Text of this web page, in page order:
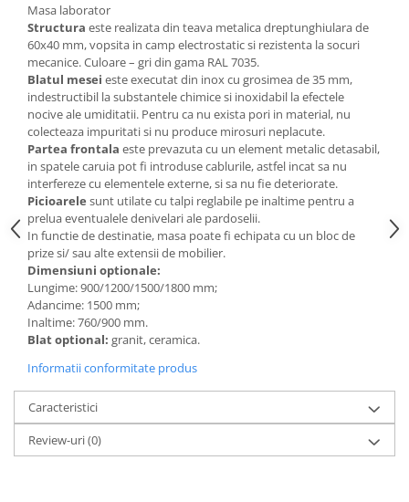
Accesorii/Standuri
Videoproiectoare si Echipamente IT
Videoproiectoare
Videoproiectoare
Suporti si Accesorii
Videoproiectoare
Ecrane Proiectie
Laptopuri si Accesorii
Laptopuri
Accesorii Laptopuri
All in One/PC
All in One
Periferice PC
Conectivitate si Accesorii
Monitoare
Imprimante si Multifunctionale
Imprimante
Masa laborator
Structura este realizata din teava metalica dreptunghiulara de
60x40 mm, vopsita in camp electrostatic si rezistenta la socuri
mecanice. Culoare – gri din gama RAL 7035.
Blatul mesei este executat din inox cu grosimea de 35 mm,
indestructibil la substantele chimice si inoxidabil la efectele
nocive ale umiditatii. Pentru ca nu exista pori in material, nu
colecteaza impuritati si nu produce mirosuri neplacute.
Partea frontala este prevazuta cu un element metalic detasabil,
in spatele caruia pot fi introduse cablurile, astfel incat sa nu
interfereze cu elementele externe, si sa nu fie deteriorate.
Picioarele sunt utilate cu talpi reglabile pe inaltime pentru a
prelua eventualele denivelari ale pardoselii.
In functie de destinatie, masa poate fi echipata cu un bloc de
prize si/ sau alte extensii de mobilier.
Dimensiuni optionale:
Lungime: 900/1200/1500/1800 mm;
Adancime: 1500 mm;
Inaltime: 760/900 mm.
Blat optional: granit, ceramica.
Informatii conformitate produs
Caracteristici
Review-uri(0)